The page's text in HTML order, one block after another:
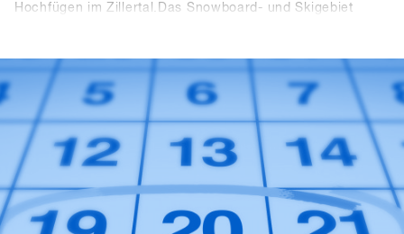
Hochfügen im Zillertal.Das Snowboard- und Skigebiet
ungeahnte Möglichkeiten, Europas größtes B2B
Snowboarding Event und On-Snow-Test
weiterzuentwickeln.Merkt euch den Termin vor: Der
Zeitraum bleibt der 19. - 21. Januar 2025. Das finale
Konzept wird Ende Juli an die Marken kommuniziert. Wie
gewohnt gehen die Einladungen an die Shops Ende
Oktober raus!